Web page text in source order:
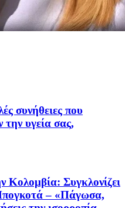
συνήθειες που
την υγεία σας,
Κολομβία: Συγκλονίζει
– «Πάγωσα,